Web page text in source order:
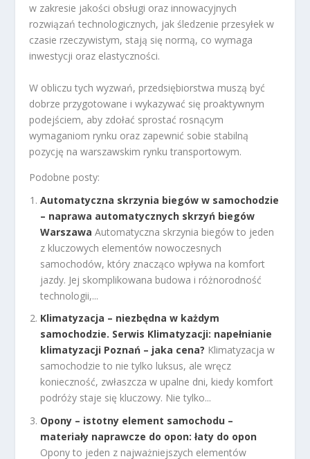
w zakresie jakości obsługi oraz innowacyjnych
rozwiązań technologicznych, jak śledzenie przesyłek w
czasie rzeczywistym, stają się normą, co wymaga
inwestycji oraz elastyczności.
W obliczu tych wyzwań, przedsiębiorstwa muszą być
dobrze przygotowane i wykazywać się proaktywnym
podejściem, aby zdołać sprostać rosnącym
wymaganiom rynku oraz zapewnić sobie stabilną
pozycję na warszawskim rynku transportowym.
Podobne posty:
Automatyczna skrzynia biegów w samochodzie
– naprawa automatycznych skrzyń biegów
Warszawa Automatyczna skrzynia biegów to jeden
z kluczowych elementów nowoczesnych
samochodów, który znacząco wpływa na komfort
jazdy. Jej skomplikowana budowa i różnorodność
technologii,...
Klimatyzacja – niezbędna w każdym
samochodzie. Serwis Klimatyzacji: napełnianie
klimatyzacji Poznań – jaka cena? Klimatyzacja w
samochodzie to nie tylko luksus, ale wręcz
konieczność, zwłaszcza w upalne dni, kiedy komfort
podróży staje się kluczowy. Nie tylko...
Opony – istotny element samochodu –
materiały naprawcze do opon: łaty do opon
Opony to jeden z najważniejszych elementów